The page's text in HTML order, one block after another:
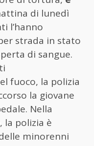
di lunedì
l’hanno
strada in stato
di sangue.
fuoco, la polizia
la giovane
Nella
la polizia è
minorenni